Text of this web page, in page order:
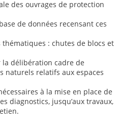
des ouvrages de protection
de données recensant ces
: chutes de blocs et
délibération cadre de
naturels relatifs aux espaces
à la mise en place de
diagnostics, jusqu’aux travaux,